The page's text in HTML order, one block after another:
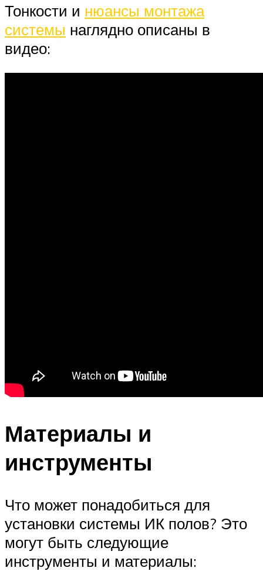
Тонкости и нюансы монтажа
системы наглядно описаны в
видео:
Материалы и
инструменты
Что может понадобиться для
установки системы ИК полов? Это
могут быть следующие
инструменты и материалы: